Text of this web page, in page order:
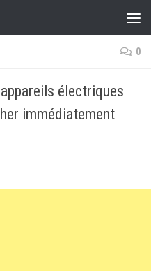
0
électriques
immédiatement